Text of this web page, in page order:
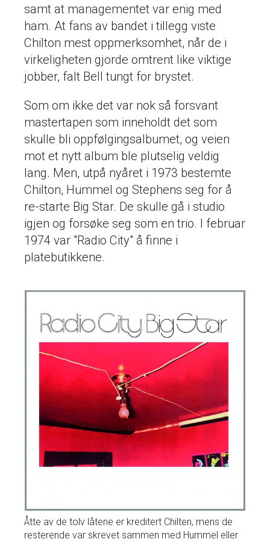
samt at managementet var enig med
ham. At fans av bandet i tillegg viste
Chilton mest oppmerksomhet, når de i
virkeligheten gjorde omtrent like viktige
jobber, falt Bell tungt for brystet.
Som om ikke det var nok så forsvant
mastertapen som inneholdt det som
skulle bli oppfølgingsalbumet, og veien
mot et nytt album ble plutselig veldig
lang. Men, utpå nyåret i 1973 bestemte
Chilton, Hummel og Stephens seg for å
re-starte Big Star. De skulle gå i studio
igjen og forsøke seg som en trio. I februar
1974 var "Radio City" å finne i
platebutikkene.
Åtte av de tolv låtene er kreditert Chilten, mens de
resterende var skrevet sammen med Hummel eller